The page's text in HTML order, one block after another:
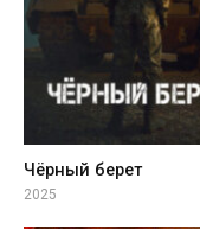
Чёрный берет
2025